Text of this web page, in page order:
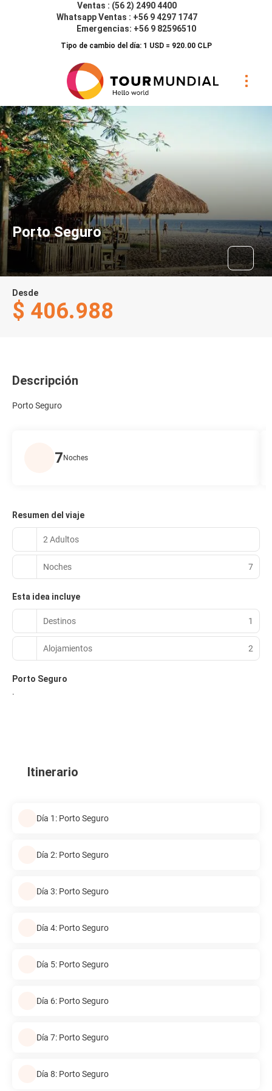
Ventas : (56 2) 2490 4400
Whatsapp Ventas : +56 9 4297 1747
Emergencias: +56 9 82596510
Tipo de cambio del día: 1 USD = 920.00 CLP
Porto Seguro
Desde
$ 406.988
Descripción
Porto Seguro
7 Noches
Resumen del viaje
2 Adultos
Noches 7
Esta idea incluye
Destinos 1
Alojamientos 2
Porto Seguro
.
Itinerario
Día 1: Porto Seguro
Día 2: Porto Seguro
Día 3: Porto Seguro
Día 4: Porto Seguro
Día 5: Porto Seguro
Día 6: Porto Seguro
Día 7: Porto Seguro
Día 8: Porto Seguro